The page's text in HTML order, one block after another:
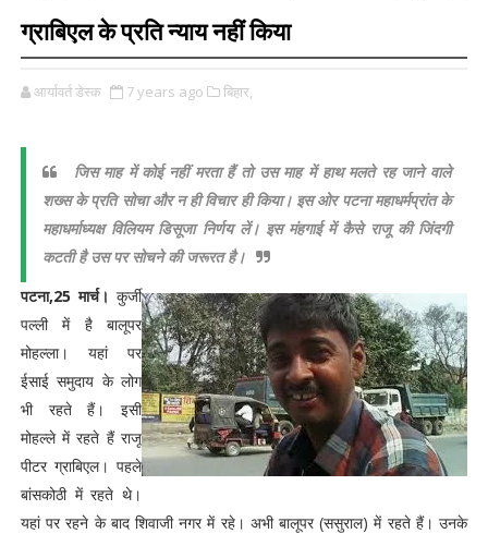
ग्राबिएल के प्रति न्याय नहीं किया
आर्यावर्त डेस्क 7 years ago बिहार,
जिस माह में कोई नहीं मरता हैं तो उस माह में हाथ मलते रह जाने वाले
शख्स के प्रति सोचा और न ही विचार ही किया। इस ओर पटना महाधर्मप्रांत के
महाधर्माध्यक्ष विलियम डिसूजा निर्णय लें। इस मंहगाई में कैसे राजू की जिंदगी
कटती है उस पर सोचने की जरूरत है।
पटना,25 मार्च। कुर्जी
पल्ली में है बालूपर
मोहल्ला। यहां पर
ईसाई समुदाय के लोग
भी रहते हैं। इसी
मोहल्ले में रहते हैं राजू
पीटर ग्राबिएल। पहले
बांसकोठी में रहते थे।
यहां पर रहने के बाद शिवाजी नगर में रहे। अभी बालूपर (ससुराल) में रहते हैं। उनके